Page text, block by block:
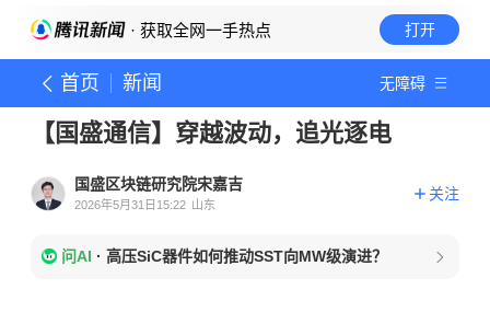
· 获取全网一手热点 打开
首页 新闻 无障碍
【国盛通信】穿越波动，追光逐电
国盛区块链研究院宋嘉吉
2026年5月31日15:22 山东
关注
问AI · 高压SiC器件如何推动SST向MW级演进？